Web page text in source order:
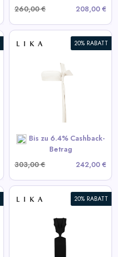
260,00 €
208,00 €
20% RABATT
Bis zu 6.4% Cashback-
Betrag
303,00 €
242,00 €
20% RABATT